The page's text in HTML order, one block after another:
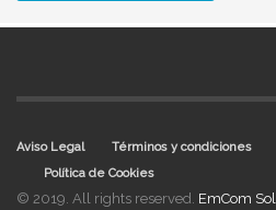
Aviso Legal Términos y condiciones
Política de Cookies
© 2019. All rights reserved. EmCom